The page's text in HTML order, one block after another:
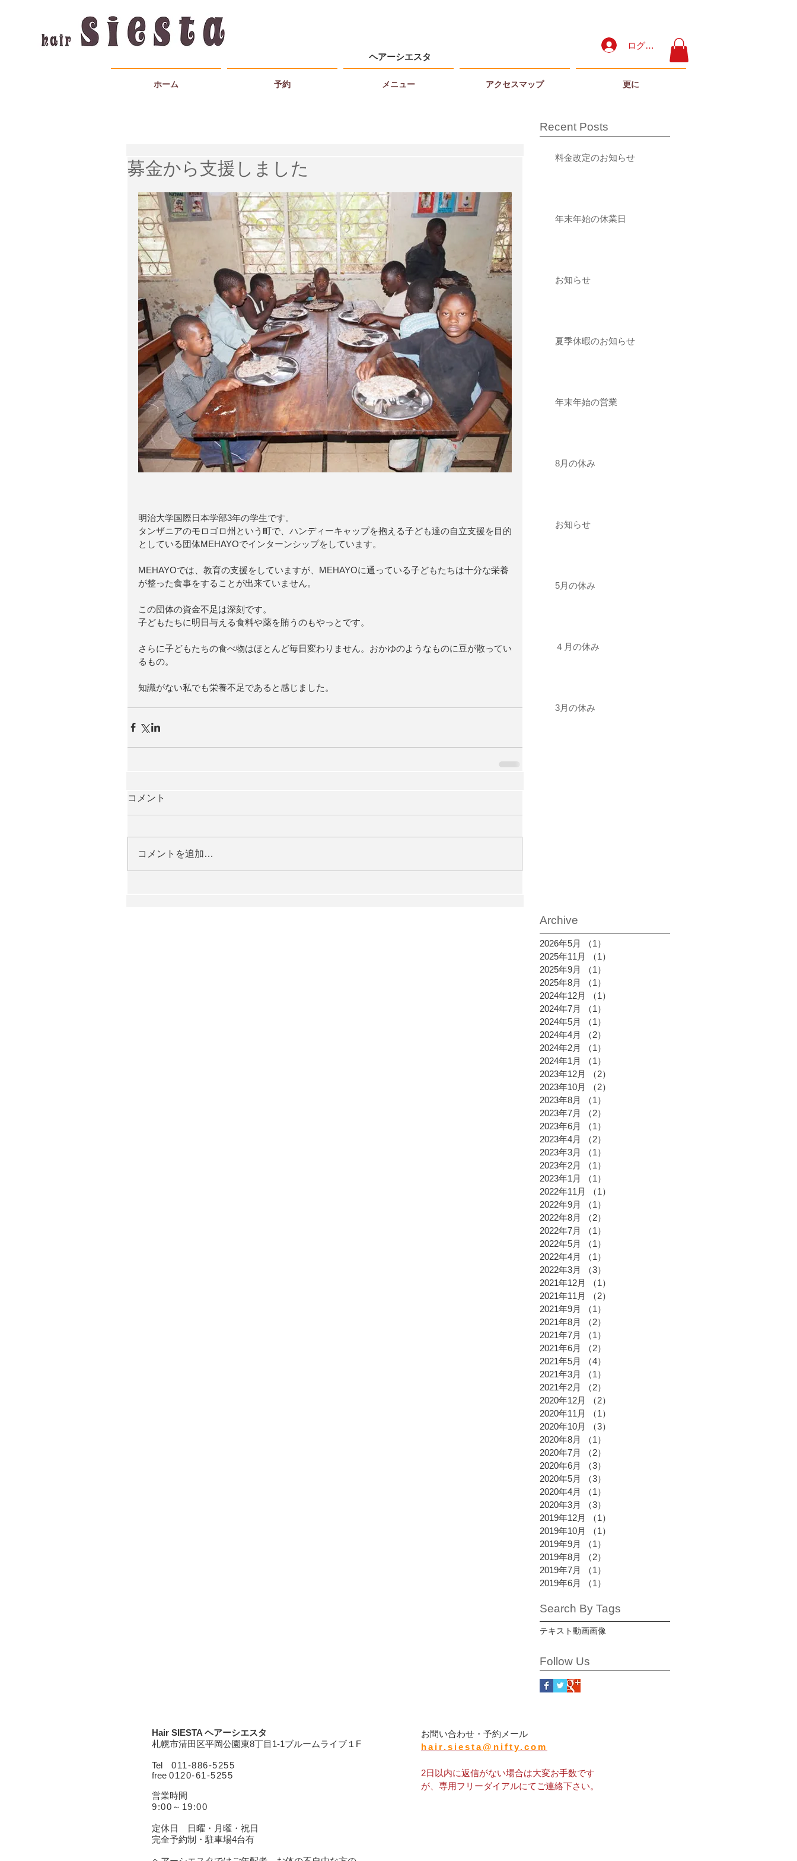
ヘアーシエスタ
ログイン
ホーム 予約 メニュー アクセスマップ 更に
Recent Posts
募金から支援しました
明治大学国際日本学部3年の学生です。
タンザニアのモロゴロ州という町で、ハンディーキャップを抱える子ども達の自立支援を目的
としている団体MEHAYOでインターンシップをしています。
MEHAYOでは、教育の支援をしていますが、MEHAYOに通っている子どもたちは十分な栄養
が整った食事をすることが出来ていません。
この団体の資金不足は深刻です。
子どもたちに明日与える食料や薬を賄うのもやっとです。
さらに子どもたちの食べ物はほとんど毎日変わりません。おかゆのようなものに豆が散ってい
るもの。
知識がない私でも栄養不足であると感じました。
コメント
コメントを追加…
料金改定のお知らせ
年末年始の休業日
お知らせ
夏季休暇のお知らせ
年末年始の営業
8月の休み
お知らせ
5月の休み
４月の休み
3月の休み
Archive
2026年5月 （1）
2025年11月
（1）
2025年9月
（1）
2025年8月
（1）
2024年12月
（1）
2024年7月
（1）
2024年5月
（1）
2024年4月
（2）
2024年2月
（1）
2024年1月
（1）
2023年12月
（2）
2023年10月
（2）
2023年8月
（1）
2023年7月
（2）
2023年6月
（1）
2023年4月
（2）
2023年3月
（1）
2023年2月
（1）
2023年1月
（1）
2022年11月
（1）
2022年9月
（1）
2022年8月
（2）
2022年7月
（1）
2022年5月
（1）
2022年4月
（1）
2022年3月
（3）
2021年12月
（1）
2021年11月
（2）
2021年9月
（1）
2021年8月
（2）
2021年7月
（1）
2021年6月
（2）
2021年5月
（4）
2021年3月
（1）
2021年2月
（2）
2020年12月
（2）
2020年11月
（1）
2020年10月
（3）
2020年8月
（1）
2020年7月
（2）
2020年6月
（3）
2020年5月
（3）
2020年4月
（1）
2020年3月
（3）
2019年12月
（1）
2019年10月
（1）
2019年9月
（1）
2019年8月
（2）
2019年7月
（1）
2019年6月
（1）
Search By Tags
テキスト動画画像
Follow Us
Hair SIESTA ヘアーシエスタ
札幌市清田区平岡公園東8丁目1-1ブルームライブ１F
Tel 011-886-5255
free 0120-61-5255
営業時間
9:00～19:00
定休日 日曜・月曜・祝日
完全予約制・駐車場4台有
お問い合わせ・予約メール
hair.siesta@nifty.com
2日以内に返信がない場合は大変お手数です
が、専用フリーダイアルにてご連絡下さい。